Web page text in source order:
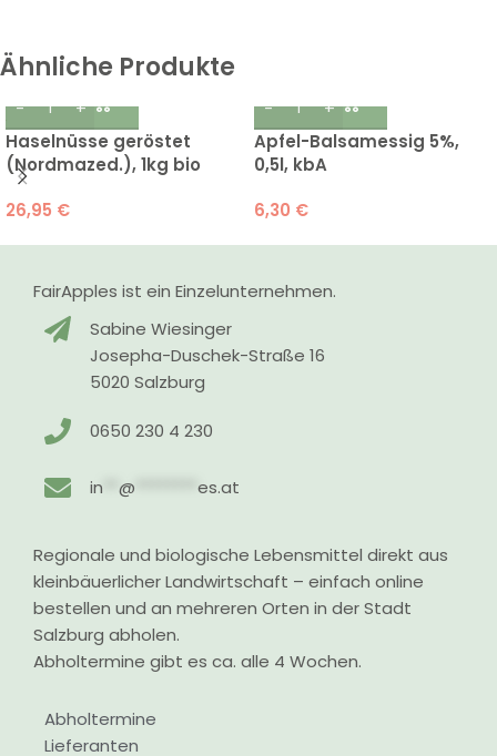
Ähnliche Produkte
Haselnüsse geröstet
(Nordmazed.), 1kg bio
26,95 €
Apfel-Balsamessig 5%,
0,5l, kbA
6,30 €
FairApples ist ein Einzelunternehmen.
Sabine Wiesinger
Josepha-Duschek-Straße 16
5020 Salzburg
0650 230 4 230
in **@ ********es.at
Regionale und biologische Lebensmittel direkt aus
kleinbäuerlicher Landwirtschaft – einfach online
bestellen und an mehreren Orten in der Stadt
Salzburg abholen.
Abholtermine gibt es ca. alle 4 Wochen.
Abholtermine
Lieferanten